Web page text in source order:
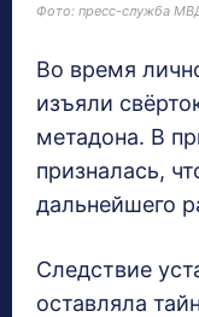
Фото: пресс-служба
Во время
изъяли
метадона. В
призналась,
дальнейшего
Следствие
оставляла